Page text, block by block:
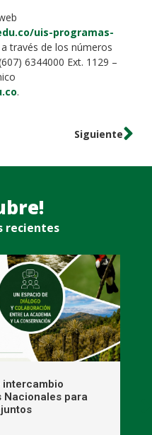
uis-programas-
través de los números
6344000 Ext. 1129 –
.
Siguiente
recientes
intercambio
Nacionales para